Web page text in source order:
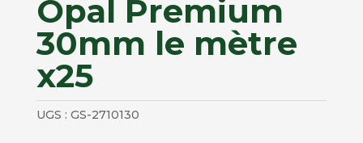
Opal Premium
30mm le mètre
x25
UGS : GS-2710130